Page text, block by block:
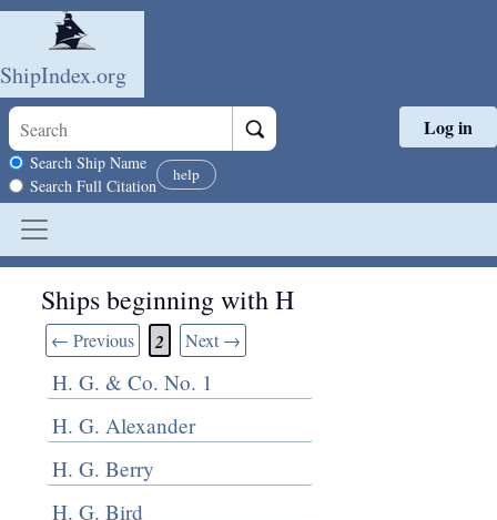
Skip to main content
ShipIndex.org
Search scope
Search Ship Name
Search Full Citation
help
Log in
Ships beginning with H
← Previous 2 Next →
H. G. & Co. No. 1
H. G. Alexander
H. G. Berry
H. G. Bird